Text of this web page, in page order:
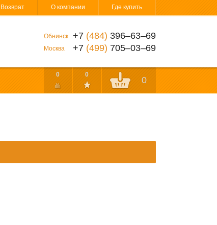
Возврат О компании Где купить
Обнинск +7 (484) 396‒63‒69
Москва +7 (499) 705‒03‒69
0 0
0